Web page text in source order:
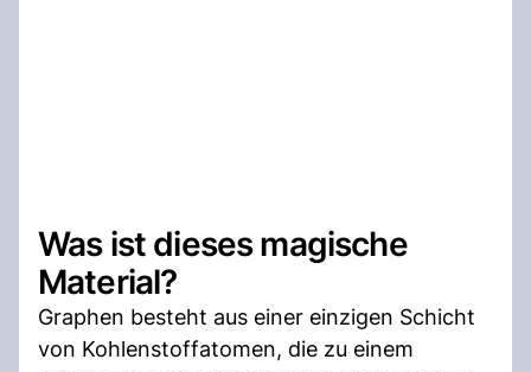
Was ist dieses magische
Material?
Graphen besteht aus einer einzigen Schicht
von Kohlenstoffatomen, die zu einem